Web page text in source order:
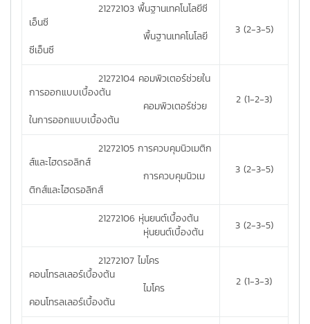
21272103 พื้นฐานเทคโนโลยีซี
เอ็นซี
พื้นฐานเทคโนโลยี
ซีเอ็นซี
3 (2-3-5)
21272104 คอมพิวเตอร์ช่วยใน
การออกแบบเบื้องต้น
คอมพิวเตอร์ช่วย
ในการออกแบบเบื้องต้น
2 (1-2-3)
21272105 การควบคุมนิวเมติก
ส์และไฮดรอลิกส์
การควบคุมนิวเม
ติกส์และไฮดรอลิกส์
3 (2-3-5)
21272106 หุ่นยนต์เบื้องต้น
หุ่นยนต์เบื้องต้น
3 (2-3-5)
21272107 ไมโคร
คอนโทรลเลอร์เบื้องต้น
ไมโคร
คอนโทรลเลอร์เบื้องต้น
2 (1-3-3)